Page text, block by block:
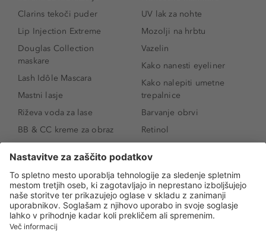
Clarins tekoči puder
Lip Injection Extreme
Douglas Collection
maskare
Lash Idôle Mascara
Mastni lasje
Riževa voda za lase
BB & CC kreme za obraz
SPF 30
Senčila za oči
Tekoči puder
Ličenje povešenih vek
Kako povečati oči
UV lak za nohte
Mozolji na hrbtu
Vazelin
Kako nanesti eyeliner
Kako nalepiti umetne
trepalnice
Barvanje obrvi
Retinol
Niacinamid
Rozacea
Salicilna kislina